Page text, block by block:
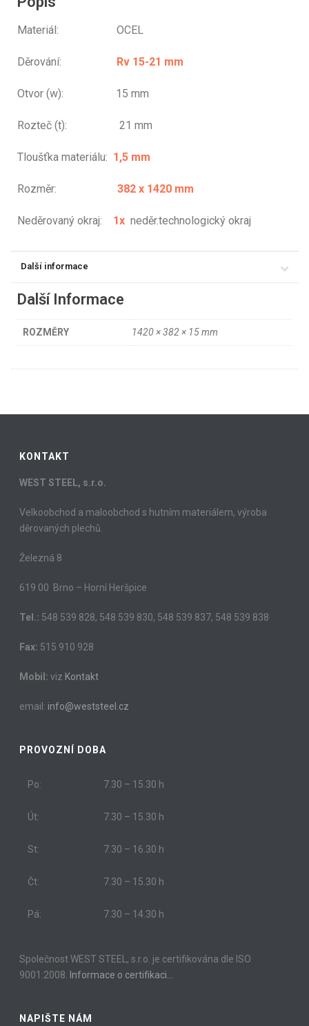
Materiál: OCEL
Děrování: Rv 15-21 mm
Otvor (w): 15 mm
Rozteč (t): 21 mm
Tloušťka materiálu: 1,5 mm
Rozměr: 382 x 1420 mm
Neděrovaný okraj: 1x neděr.technologický okraj
Další informace
Další Informace
ROZMĚRY 1420 × 382 × 15 mm
KONTAKT
WEST STEEL, s.r.o.
Velkoobchod a maloobchod s hutním materiálem, výroba
děrovaných plechů.
Železná 8
619 00 Brno – Horní Heršpice
Tel.: 548 539 828, 548 539 830, 548 539 837, 548 539 838
Fax: 515 910 928
Mobil: viz Kontakt
email: info@weststeel.cz
PROVOZNÍ DOBA
Po: 7.30 – 15.30 h
Út: 7.30 – 15.30 h
St: 7.30 – 16.30 h
Čt: 7.30 – 15.30 h
Pá: 7.30 – 14.30 h
Společnost WEST STEEL, s.r.o. je certifikována dle ISO
9001:2008. Informace o certifikaci…
NAPIŠTE NÁM